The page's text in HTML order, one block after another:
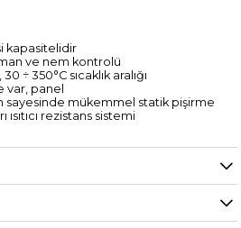
kapasitelidir
ve nem kontrolü
÷ 350°C sıcaklık aralığı
panel
sayesinde mükemmel statik pişirme
ısıtıcı rezistans sistemi
AC 220/230